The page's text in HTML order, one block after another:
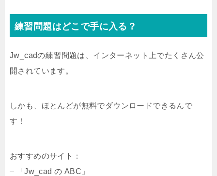
練習問題はどこで手に入る？
Jw_cadの練習問題は、インターネット上でたくさん公
開されています。
しかも、ほとんどが無料でダウンロードできるんで
す！
おすすめのサイト：
– 「Jw_cad の ABC」